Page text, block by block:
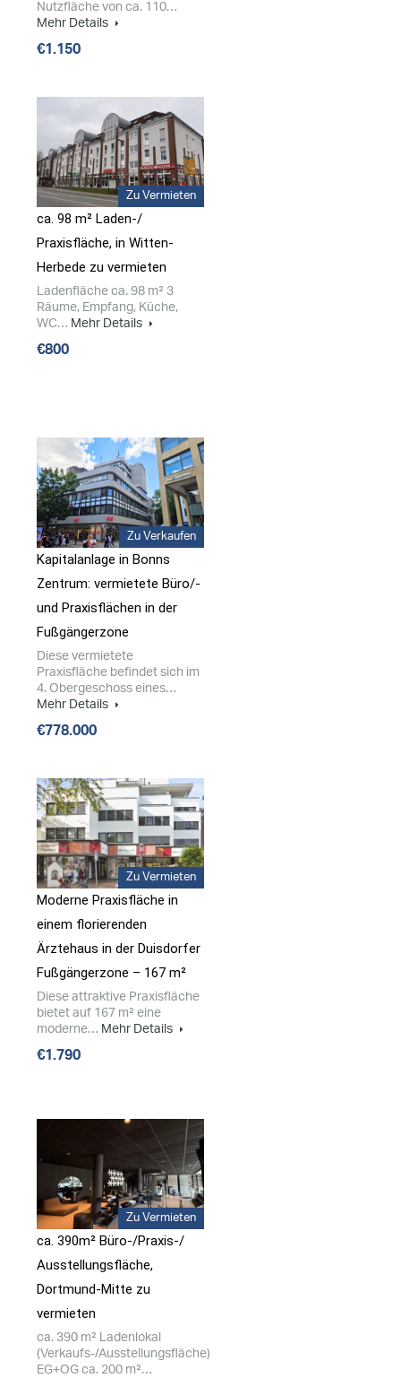
Nutzfläche von ca. 110…
Mehr Details
€1.150
Zu Vermieten
ca. 98 m² Laden-/​
Praxisfläche, in Witten-
Herbede zu vermieten
Ladenfläche ca. 98 m² 3
Räume, Empfang, Küche,
WC… Mehr Details
€800
Zu Verkaufen
Kapitalanlage in Bonns
Zentrum: vermietete Büro/​-
und Praxisflächen in der
Fußgängerzone
Diese vermietete
Praxisfläche befindet sich im
4. Obergeschoss eines…
Mehr Details
€778.000
Zu Vermieten
Moderne Praxisfläche in
einem florierenden
Ärztehaus in der Duisdorfer
Fußgängerzone – 167 m²
Diese attraktive Praxisfläche
bietet auf 167 m² eine
moderne… Mehr Details
€1.790
Zu Vermieten
ca. 390m² Büro-/​Praxis-/​
Ausstellungsfläche,
Dortmund-Mitte zu
vermieten
ca. 390 m² Ladenlokal
(Verkaufs-/Ausstellungsfläche)
EG+OG ca. 200 m²…